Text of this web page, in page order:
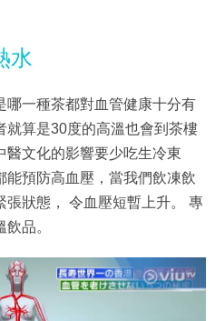
水
哪一種茶都對血管健康十分有
就算是30度的高溫也會到茶樓
醫文化的影響要少吃生冷東
預防高血壓，當我們飲凍飲
張狀態， 令血壓短暫上升。 專
品。